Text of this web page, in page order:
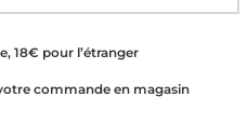
18€ pour l’étranger
commande en magasin